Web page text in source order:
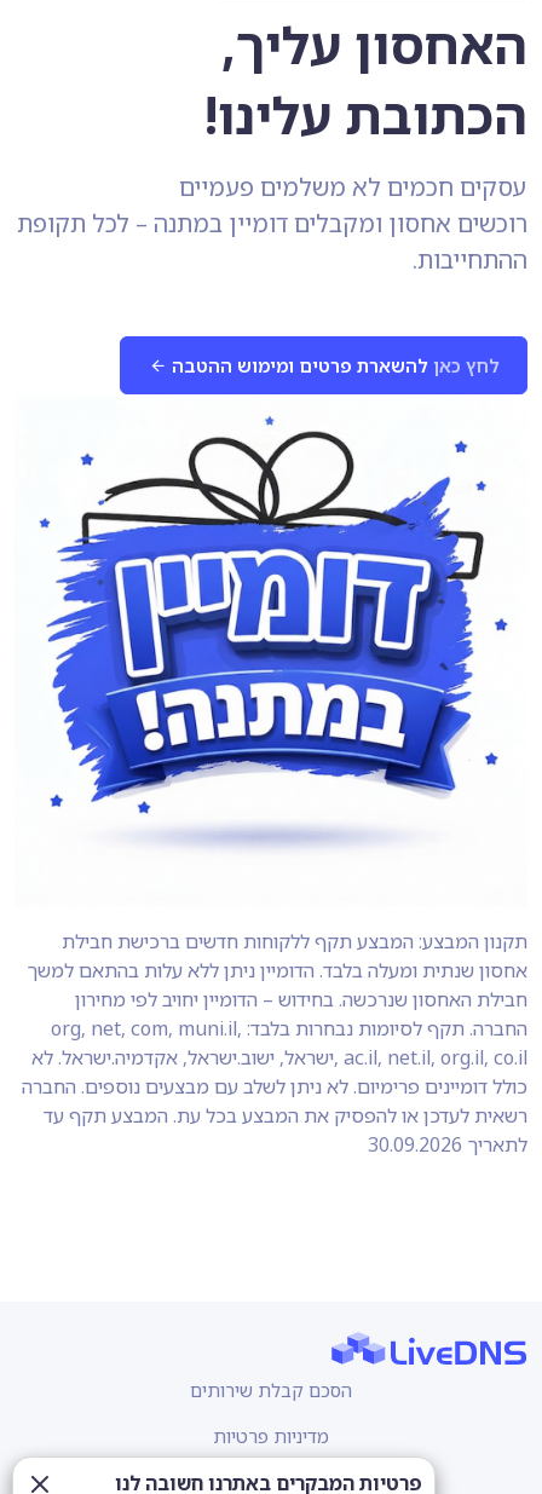
האחסון עליך,
הכתובת עלינו!
עסקים חכמים לא משלמים פעמיים
רוכשים אחסון ומקבלים דומיין במתנה – לכל תקופת
ההתחייבות.
לחץ כאןלהשארת פרטים ומימוש ההטבה
תקנון המבצע: המבצע תקף ללקוחות חדשים ברכישת חבילת
אחסון שנתית ומעלה בלבד. הדומיין ניתן ללא עלות בהתאם למשך
חבילת האחסון שנרכשה. בחידוש – הדומיין יחויב לפי מחירון
החברה. תקף לסיומות נבחרות בלבד: org, net, com, muni.il,
ac.il, net.il, org.il, co.il ,ישראל, ישוב.ישראל, אקדמיה.ישראל. לא
כולל דומיינים פרימיום. לא ניתן לשלב עם מבצעים נוספים. החברה
רשאית לעדכן או להפסיק את המבצע בכל עת. המבצע תקף עד
לתאריך 30.09.2026
הסכם קבלת שירותים
מדיניות פרטיות
הצהרת נגישות
פרטיות המבקרים באתרנו חשובה לנו